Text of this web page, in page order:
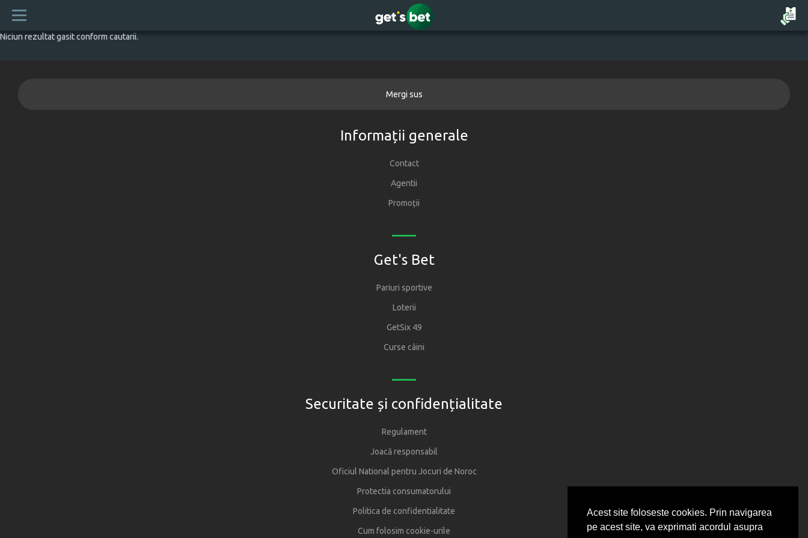
Acest site foloseste cookies. Prin navigarea
pe acest site, va exprimati acordul asupra
Niciun rezultat gasit conform cautarii.
Mergi sus
Informații generale
Contact
Agentii
Promoții
Get's Bet
Pariuri sportive
Loterii
GetSix 49
Curse câini
Securitate și confidențialitate
Regulament
Joacă responsabil
Oficiul National pentru Jocuri de Noroc
Protectia consumatorului
Politica de confidentialitate
Cum folosim cookie-urile